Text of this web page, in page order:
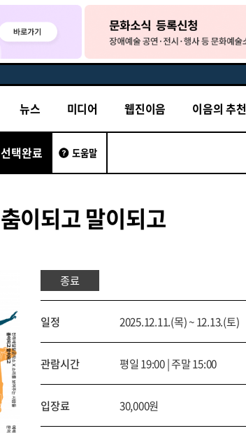
뉴스 미디어 웹진이음 이음의 추천
선택완료 도움말
춤이되고 말이되고
종료
일정 2025.12.11.(목) ~ 12.13.(토)
관람시간 평일 19:00 | 주말 15:00
입장료 30,000원